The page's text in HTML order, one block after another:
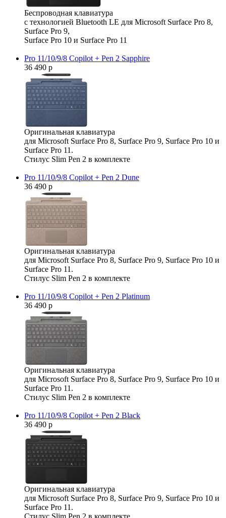
Беспроводная клавиатура
с технологией Bluetooth LE для Microsoft Surface Pro 8,
Surface Pro 9,
Surface Pro 10 и Surface Pro 11
Pro 11/10/9/8 Copilot + Pen 2 Sapphire
36 490 р
Оригинальная клавиатура
для Microsoft Surface Pro 8, Surface Pro 9, Surface Pro 10 и
Surface Pro 11.
Стилус Slim Pen 2 в комплекте
Pro 11/10/9/8 Copilot + Pen 2 Dune
36 490 р
Оригинальная клавиатура
для Microsoft Surface Pro 8, Surface Pro 9, Surface Pro 10 и
Surface Pro 11.
Стилус Slim Pen 2 в комплекте
Pro 11/10/9/8 Copilot + Pen 2 Platinum
36 490 р
Оригинальная клавиатура
для Microsoft Surface Pro 8, Surface Pro 9, Surface Pro 10 и
Surface Pro 11.
Стилус Slim Pen 2 в комплекте
Pro 11/10/9/8 Copilot + Pen 2 Black
36 490 р
Оригинальная клавиатура
для Microsoft Surface Pro 8, Surface Pro 9, Surface Pro 10 и
Surface Pro 11.
Стилус Slim Pen 2 в комплекте